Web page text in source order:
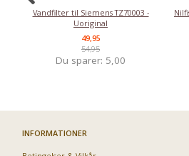
Vandfilter til Siemens TZ70003 -
Uoriginal
49,95
54,95
Du sparer: 5,00
INFORMATIONER